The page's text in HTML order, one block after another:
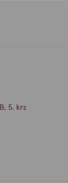
5. krs